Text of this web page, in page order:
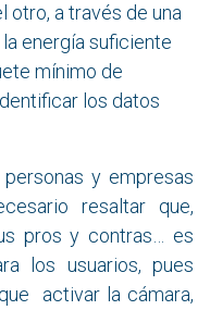
otro, a través de una
energía suficiente
mínimo de
los datos
y empresas
resaltar que,
pros y contras… es
los usuarios, pues
activar la cámara,